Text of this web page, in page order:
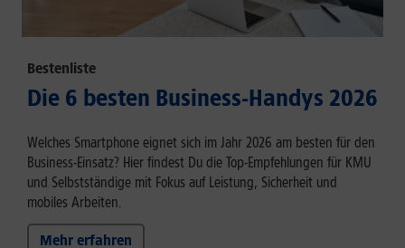
Bestenliste
Die 6 besten Business-Handys 2026
Welches Smartphone eignet sich im Jahr 2026 am besten für den
Business-Einsatz? Hier findest Du die Top-Empfehlungen für KMU
und Selbstständige mit Fokus auf Leistung, Sicherheit und
mobiles Arbeiten.
Mehr erfahren